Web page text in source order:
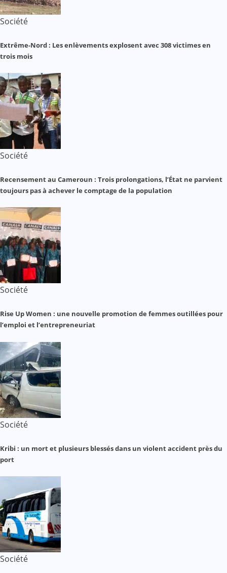
Société
Extrême-Nord : Les enlèvements explosent avec 308 victimes en
trois mois
Société
Recensement au Cameroun : Trois prolongations, l’État ne parvient
toujours pas à achever le comptage de la population
Société
Rise Up Women : une nouvelle promotion de femmes outillées pour
l’emploi et l’entrepreneuriat
Société
Kribi : un mort et plusieurs blessés dans un violent accident près du
port
Société